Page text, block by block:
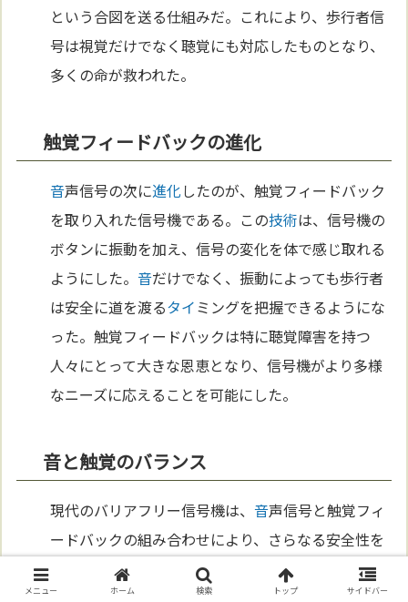
という合図を送る仕組みだ。これにより、歩行者信
号は視覚だけでなく聴覚にも対応したものとなり、
多くの命が救われた。
触覚フィードバックの進化
音声信号の次に進化したのが、触覚フィードバック
を取り入れた信号機である。この技術は、信号機の
ボタンに振動を加え、信号の変化を体で感じ取れる
ようにした。音だけでなく、振動によっても歩行者
は安全に道を渡るタイミングを把握できるようにな
った。触覚フィードバックは特に聴覚障害を持つ
人々にとって大きな恩恵となり、信号機がより多様
なニーズに応えることを可能にした。
音と触覚のバランス
現代のバリアフリー信号機は、音声信号と触覚フィ
ードバックの組み合わせにより、さらなる安全性を
提供している。視覚や聴覚に障害を持つ人々にとっ
て、これらの
は命綱とも言えるものである。日
メニュー ホーム 検索 トップ サイドバー